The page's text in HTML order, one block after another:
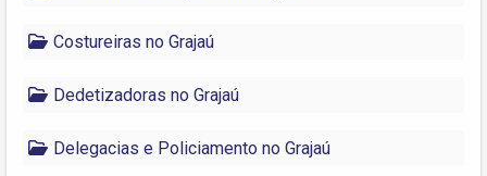
Costureiras no Grajaú
Dedetizadoras no Grajaú
Delegacias e Policiamento no Grajaú